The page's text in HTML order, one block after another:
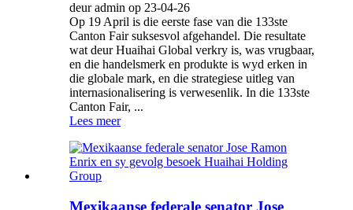
deur admin op 23-04-26
Op 19 April is die eerste fase van die 133ste
Canton Fair suksesvol afgehandel. Die resultate
wat deur Huaihai Global verkry is, was vrugbaar,
en die handelsmerk en produkte is wyd erken in
die globale mark, en die strategiese uitleg van
internasionalisering is verwesenlik. In die 133ste
Canton Fair, ...
Lees meer
Mexikaanse federale senator Jose